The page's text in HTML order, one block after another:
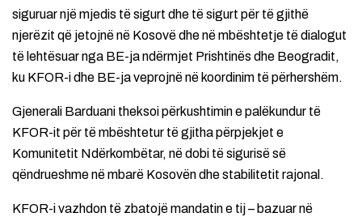
siguruar një mjedis të sigurt dhe të sigurt për të gjithë
njerëzit që jetojnë në Kosovë dhe në mbështetje të dialogut
të lehtësuar nga BE-ja ndërmjet Prishtinës dhe Beogradit,
ku KFOR-i dhe BE-ja veprojnë në koordinim të përhershëm.
Gjenerali Barduani theksoi përkushtimin e palëkundur të
KFOR-it për të mbështetur të gjitha përpjekjet e
Komunitetit Ndërkombëtar, në dobi të sigurisë së
qëndrueshme në mbarë Kosovën dhe stabilitetit rajonal.
KFOR-i vazhdon të zbatojë mandatin e tij – bazuar në